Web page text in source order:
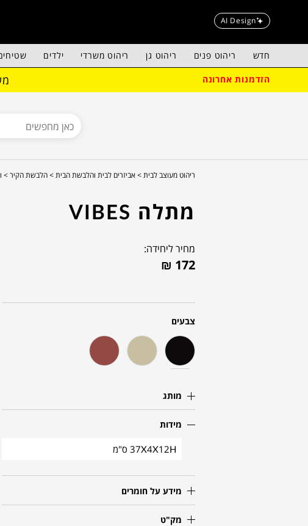
AI Design
חדש ריהוט פנים ריהוט גן ריהוט משרדי ילדים
הזדמנות אחרונה
ריהוט מעוצב לבית > אביזרים לבית והלבשת הבית > הלבשת הקיר >
מתלה VIBES
מחיר ליחידה:
₪ 172
צבעים
מותג
מידות
37X4X12H ס"מ
מידע על חומרים
מק"ט